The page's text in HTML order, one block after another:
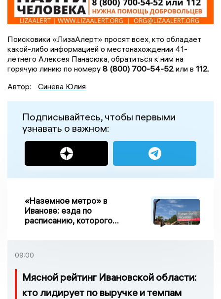
Поисковики «ЛизаАлерт» просят всех, кто обладает
какой-либо информацией о местонахождении 41-
летнего Алексея Панасюка, обратиться к ним на
горячую линию по номеру 8 (800) 700-54-52 или в 112.
Автор:
Синева Юлия
Подписывайтесь, чтобы первыми
узнавать о важном:
«Наземное метро» в
Иванове: езда по
расписанию, которого
09:00
Мясной рейтинг Ивановской области:
кто лидирует по выручке и темпам